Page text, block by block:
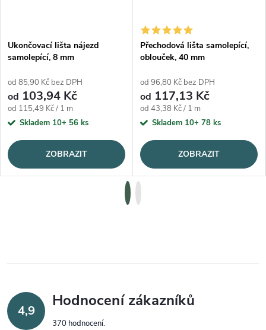
Ukončovací lišta nájezd
samolepící, 8 mm
od 85,90 Kč bez DPH
od 103,94 Kč
Měrná cena:
od 115,49 Kč / 1 m
Skladem 10+ 56 ks
ZOBRAZIT
Přechodová lišta samolepící,
oblouček, 40 mm
od 96,80 Kč bez DPH
od 117,13 Kč
Měrná cena:
od 43,38 Kč / 1 m
Skladem 10+ 78 ks
ZOBRAZIT
4,9
Hodnocení zákazníků
370 hodnocení